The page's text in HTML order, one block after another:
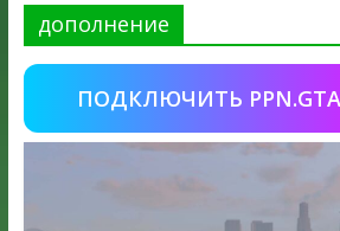
дополнение
ПОДКЛЮЧИТЬ